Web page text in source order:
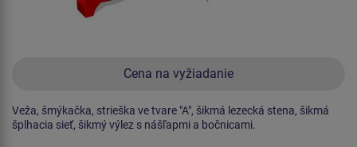
Cena na vyžiadanie
Veža, šmýkačka, strieška ve tvare "A", šikmá lezecká stena, šikmá
šplhacia sieť, šikmý výlez s nášľapmi a bočnicami.